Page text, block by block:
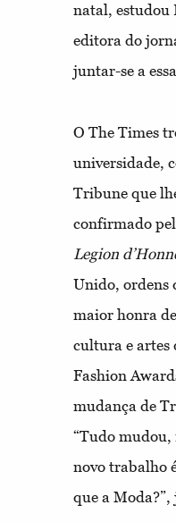
natal, estudou
editora do
juntar-se a
O The Times
universidade,
Tribune que
confirmado
Legion
Unido, ordens
maior honra
cultura e artes
Fashion
mudança de
“Tudo mudou,
novo trabalho
que a